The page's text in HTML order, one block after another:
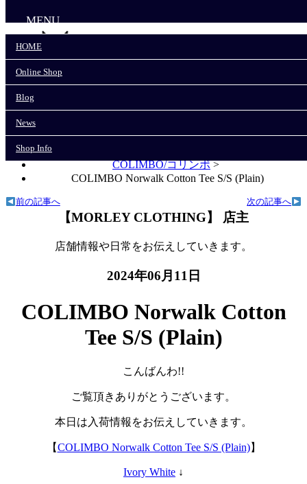
Online Shop
News
MENU
HOME
Online Shop
Blog
News
Shop Info
COLIMBO/コリンボ>
COLIMBO Norwalk Cotton Tee S/S (Plain)
次の記事へ
前の記事へ
【MORLEY CLOTHING】 店主
店舗情報や日常をお伝えしていきます。
2024年06月11日
COLIMBO Norwalk Cotton
Tee S/S (Plain)
こんばんわ!!
ご覧頂きありがとうございます。
本日は入荷情報をお伝えしていきます。
【COLIMBO Norwalk Cotton Tee S/S (Plain)】
Ivory White ↓